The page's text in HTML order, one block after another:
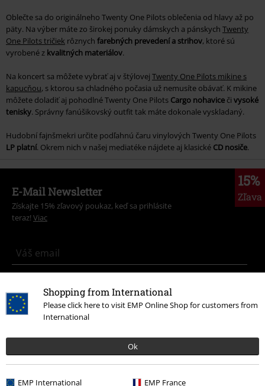
Shopping from International
Please click here to visit EMP Online Shop for customers from
International
Ok
EMP International EMP France
Oblečte sa do originálneho Twenty One Pilots oblečenia od hlavy až po
päty. Na výber máte zo širokej ponuky dámskych a pánskych Twenty
One Pilots tričiek rôznych farebných prevedení a strihov, ktoré sú
vyrobené z kvalitných materiálov.
Na koncert sa môžete vybrať aj v štýlovej Twenty One Pilots mikine s
kapucňou, s ktorou sa chladného počasia už nemusíte obávať. K mikine
môžete doladiť aj pohodlné Twenty One Pilots Cargo nohavice či vysoké
tenisky. Správny fanúšikovský outfit tak máte dokonale vyskladaný.
Hudobní fajnšmekri určite podľahnú čaru vinylových Twenty One Pilots
LP platní. Okrem nich v našej mediatéke nájdete aj klasické CD nosiče.
15%
Zľava
E-Mail Newsletter
Získajte 15% zľavový poukaz, keď sa prihlásite
teraz! Viac
E.M.P. Merchandising mbH môže spracovávať moje osobné údaje a
pravidelne mi posielať informácie o svojich produktoch. Moje osobné
údaje budú spracované v súlade s ustanoveniami v
odkaz/link.
Odoberať